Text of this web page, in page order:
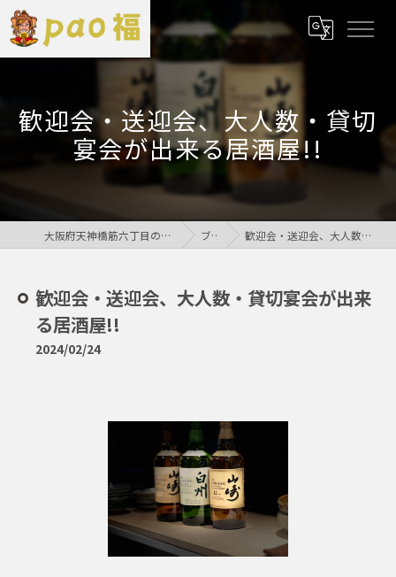
歓迎会・送迎会、大人数・貸切
宴会が出来る居酒屋!!
大阪府天神橋筋六丁目の居酒屋なら鶏居酒屋pao福 ブログ 歓迎会・送迎会、大人数・貸切宴会が出来る居酒屋!!
歓迎会・送迎会、大人数・貸切宴会が出来
る居酒屋!!
2024/02/24